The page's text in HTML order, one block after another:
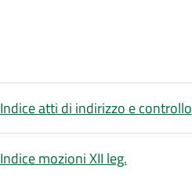
Indice atti di indirizzo e controllo
Indice mozioni XII leg.